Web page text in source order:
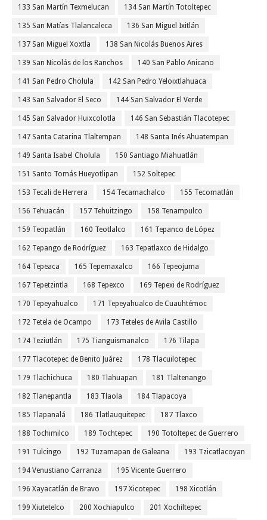
133 San Martín Texmelucan 134 San Martín Totoltepec
135 San Matías Tlalancaleca 136 San Miguel Ixitlán
137 San Miguel Xoxtla 138 San Nicolás Buenos Aires
139 San Nicolás de los Ranchos 140 San Pablo Anicano
141 San Pedro Cholula 142 San Pedro Yeloixtlahuaca
143 San Salvador El Seco 144 San Salvador El Verde
145 San Salvador Huixcolotla 146 San Sebastián Tlacotepec
147 Santa Catarina Tlaltempan 148 Santa Inés Ahuatempan
149 Santa Isabel Cholula 150 Santiago Miahuatlán
151 Santo Tomás Hueyotlipan 152 Soltepec
153 Tecali de Herrera 154 Tecamachalco 155 Tecomatlán
156 Tehuacán 157 Tehuitzingo 158 Tenampulco
159 Teopatlán 160 Teotlalco 161 Tepanco de López
162 Tepango de Rodríguez 163 Tepatlaxco de Hidalgo
164 Tepeaca 165 Tepemaxalco 166 Tepeojuma
167 Tepetzintla 168 Tepexco 169 Tepexi de Rodríguez
170 Tepeyahualco 171 Tepeyahualco de Cuauhtémoc
172 Tetela de Ocampo 173 Teteles de Avila Castillo
174 Teziutlán 175 Tianguismanalco 176 Tilapa
177 Tlacotepec de Benito Juárez 178 Tlacuilotepec
179 Tlachichuca 180 Tlahuapan 181 Tlaltenango
182 Tlanepantla 183 Tlaola 184 Tlapacoya
185 Tlapanalá 186 Tlatlauquitepec 187 Tlaxco
188 Tochimilco 189 Tochtepec 190 Totoltepec de Guerrero
191 Tulcingo 192 Tuzamapan de Galeana 193 Tzicatlacoyan
194 Venustiano Carranza 195 Vicente Guerrero
196 Xayacatlán de Bravo 197 Xicotepec 198 Xicotlán
199 Xiutetelco 200 Xochiapulco 201 Xochiltepec